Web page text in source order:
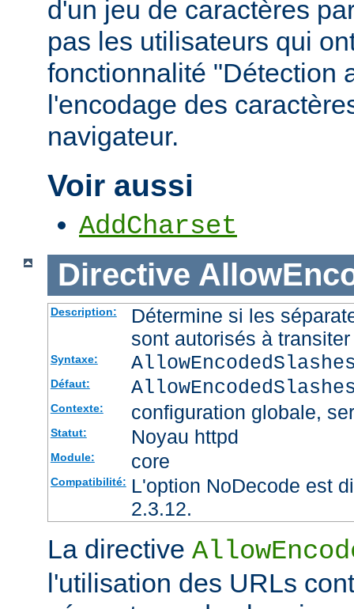
d'un jeu de caractères
pas les utilisateurs qui
fonctionnalité "Détection
l'encodage des
navigateur.
Voir aussi
AddCharset
Directive
Description:
Détermine si les
sont autorisés à
Syntaxe:
Défaut:
Contexte: configuration globale,
Statut: Noyau httpd
Module: core
Compatibilité: L'option NoDecode est
2.3.12.
La directive
l'utilisation des URLs